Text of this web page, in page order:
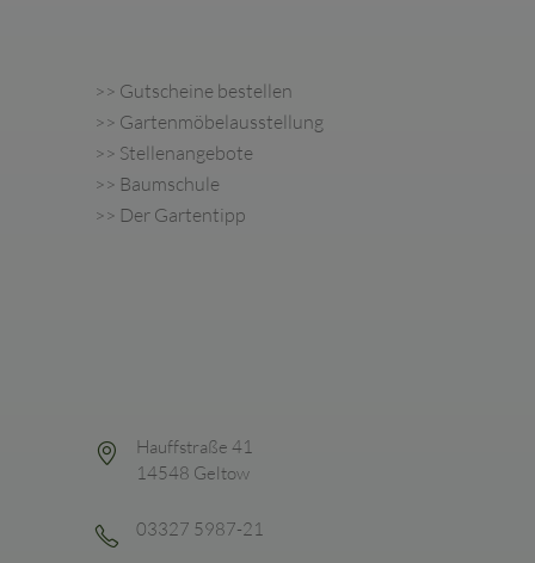
>> Gutscheine bestellen
>> Gartenmöbelausstellung
>> Stellenangebote
>> Baumschule
>> Der Gartentipp
Hauffstraße 41
14548 Geltow
03327 5987-21